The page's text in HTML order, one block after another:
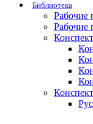
Библиотека
Рабочие
Рабочие